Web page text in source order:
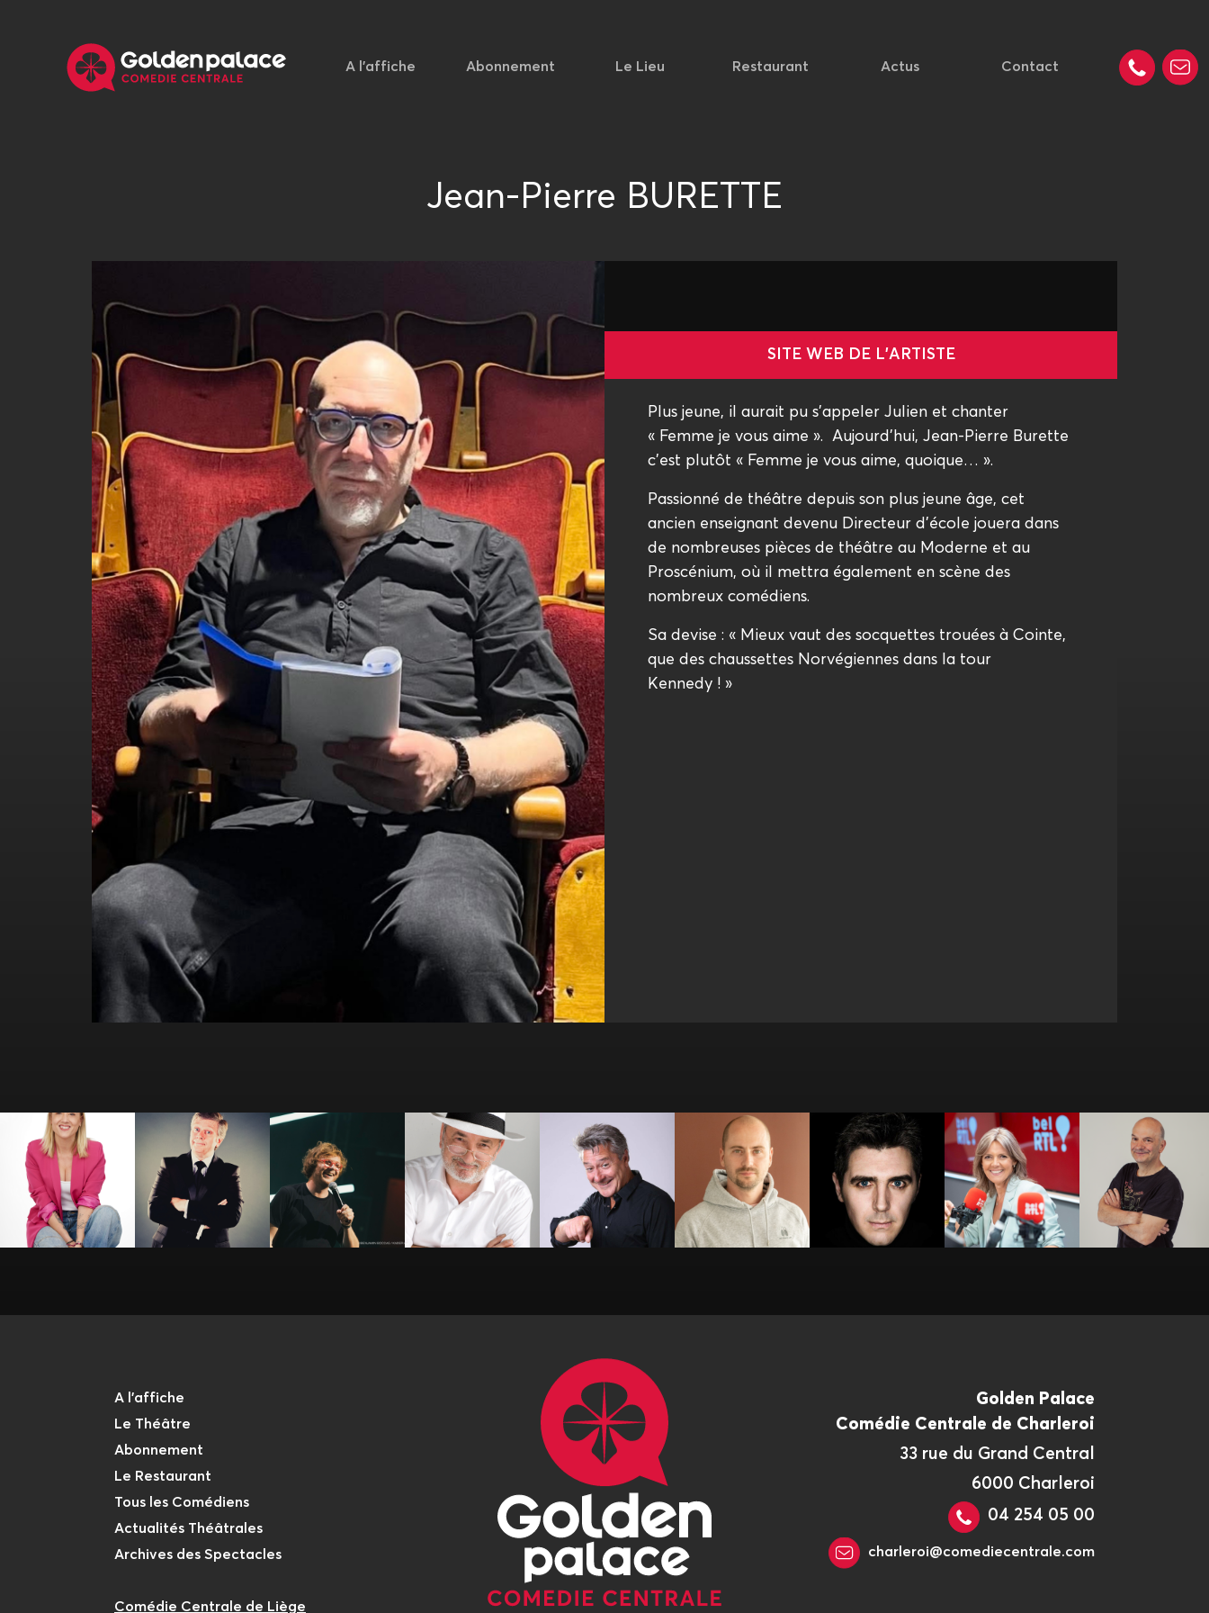
A l'affiche Abonnement Le Lieu Restaurant Actus Contact
Jean-Pierre BURETTE
SITE WEB DE L'ARTISTE
Plus jeune, il aurait pu s’appeler Julien et chanter
« Femme je vous aime ». Aujourd’hui, Jean-Pierre Burette
c’est plutôt « Femme je vous aime, quoique… ».
Passionné de théâtre depuis son plus jeune âge, cet
ancien enseignant devenu Directeur d’école jouera dans
de nombreuses pièces de théâtre au Moderne et au
Proscénium, où il mettra également en scène des
nombreux comédiens.
Sa devise : « Mieux vaut des socquettes trouées à Cointe,
que des chaussettes Norvégiennes dans la tour
Kennedy ! »
Amandine Elsen André Lamy Antek Antoine Beauville
Antoine
Vandenberghe
Arthur Loisel Benjamin Ghislain
Bérénice
Bourgueil
Bernard
LEFRANCQ
A l'affiche
Le Théâtre
Abonnement
Le Restaurant
Tous les Comédiens
Actualités Théâtrales
Archives des Spectacles
Comédie Centrale de Liège
Golden Palace
Comédie Centrale de Charleroi
33 rue du Grand Central
6000 Charleroi
04 254 05 00
charleroi@comediecentrale.com